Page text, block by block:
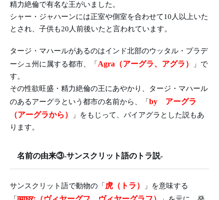
精力絶倫で有名な王がいました。
シャー・ジャハーンには正室や側室を合わせて10人以上いた
とされ、子供も20人前後いたと言われています。
タージ・マハールがあるのはインド北部のウッタル・プラデ
ーシュ州に属する都市、「 Agra（アーグラ、アグラ）
」で
す。
その性欲旺盛・精力絶倫の王にあやかり、タージ・マハール
のあるアーグラという都市の名前から、「 by アーグラ
（アーグラから）
」をもじって、バイアグラとした説もあ
ります。
名前の由来③-サンスクリット語のトラ説-
サンスクリット語で動物の「 虎（トラ）
」を意味する